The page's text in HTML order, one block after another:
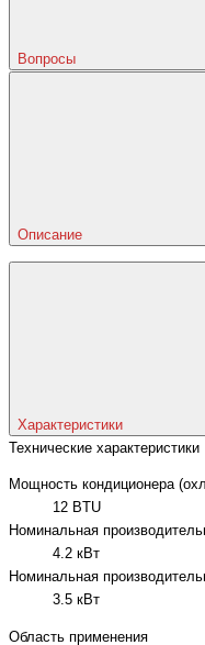
Вопросы
Описание
Характеристики
Технические характеристики
Мощность кондиционера
12 BTU
Номинальная
4.2 кВт
Номинальная
3.5 кВт
Область применения